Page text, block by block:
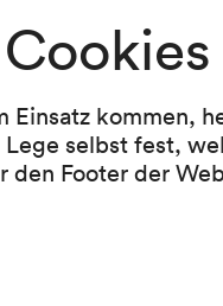
Einsatz kommen,
selbst fest,
den Footer der
von Robert